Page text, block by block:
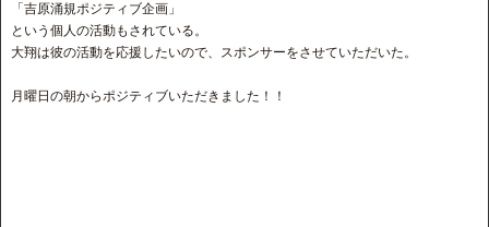
「吉原涌規ポジティブ企画」
という個人の活動もされている。
大翔は彼の活動を応援したいので、スポンサーをさせていただいた。
月曜日の朝からポジティブいただきました！！